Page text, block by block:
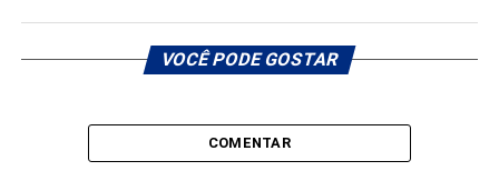
VOCÊ PODE GOSTAR
COMENTAR